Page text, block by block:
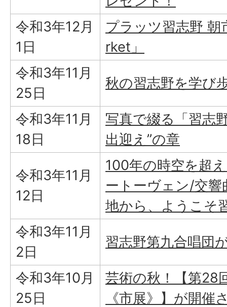
令和3年12月
1日
プラッツ習志野
rket」
令和3年11月
25日
秋の習志野を学び
令和3年11月
18日
写真で綴る「習志
出迎え”の章
令和3年11月
12日
100年の時空を超
ートーヴェン/交響
地から、ようこそ
令和3年11月
2日
習志野第九合唱団
令和3年10月
25日
芸術の秋！【第28
《市展》】が開催